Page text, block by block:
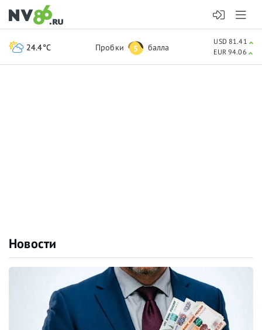
Новости
24.4°C Пробки 5 балла
USD 81.41
EUR 94.06